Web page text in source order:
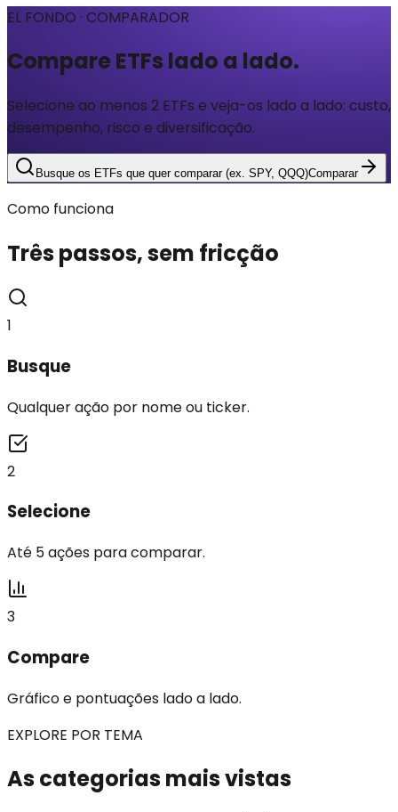
EL FONDO · COMPARADOR
Compare ETFs lado a lado.
Selecione ao menos 2 ETFs e veja-os lado a lado: custo,
desempenho, risco e diversificação.
Busque os ETFs que quer comparar (ex. SPY, QQQ)Comparar
Como funciona
Três passos, sem fricção
1
Busque
Qualquer ação por nome ou ticker.
2
Selecione
Até 5 ações para comparar.
3
Compare
Gráfico e pontuações lado a lado.
EXPLORE POR TEMA
As categorias mais vistas